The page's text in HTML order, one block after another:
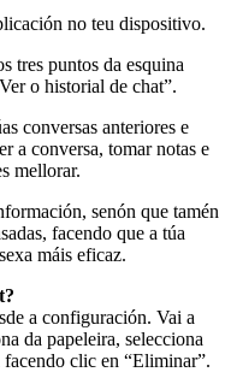
no teu dispositivo.
tres puntos da esquina
o historial de chat”.
conversas anteriores e
a conversa, tomar notas e
mellorar.
senón que tamén
facendo que a túa
máis eficaz.
a configuración. Vai a
da papeleira, selecciona
clic en “Eliminar”.